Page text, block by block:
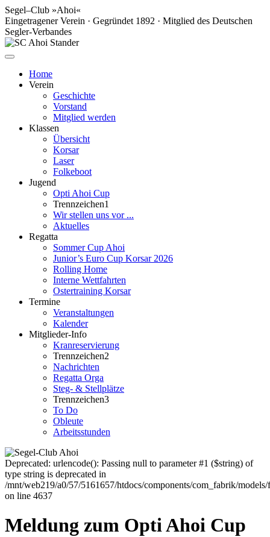
Segel–Club »Ahoi«
Eingetragener Verein · Gegründet 1892 · Mitglied des Deutschen
Segler-Verbandes
Home
Verein
Geschichte
Vorstand
Mitglied werden
Klassen
Übersicht
Korsar
Laser
Folkeboot
Jugend
Opti Ahoi Cup
Trennzeichen1
Wir stellen uns vor ...
Aktuelles
Regatta
Sommer Cup Ahoi
Junior’s Euro Cup Korsar 2026
Rolling Home
Interne Wettfahrten
Ostertraining Korsar
Termine
Veranstaltungen
Kalender
Mitglieder-Info
Kranreservierung
Trennzeichen2
Nachrichten
Regatta Orga
Steg- & Stellplätze
Trennzeichen3
To Do
Obleute
Arbeitsstunden
Deprecated: urlencode(): Passing null to parameter #1 ($string) of
type string is deprecated in
/mnt/web219/a0/57/5161657/htdocs/components/com_fabrik/
on line 4637
Meldung zum Opti Ahoi Cup